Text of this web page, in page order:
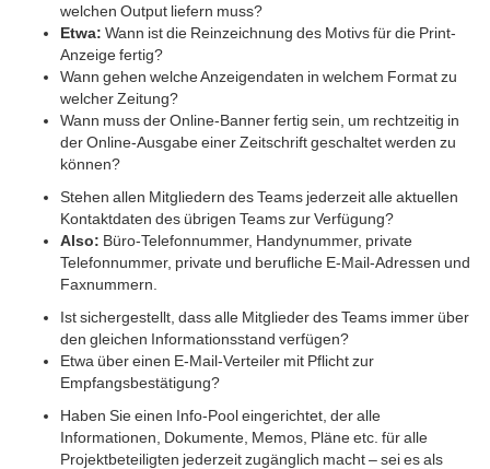
welchen Output liefern muss?
Etwa: Wann ist die Reinzeichnung des Motivs für die Print-
Anzeige fertig?
Wann gehen welche Anzeigendaten in welchem Format zu
welcher Zeitung?
Wann muss der Online-Banner fertig sein, um rechtzeitig in
der Online-Ausgabe einer Zeitschrift geschaltet werden zu
können?
Stehen allen Mitgliedern des Teams jederzeit alle aktuellen
Kontaktdaten des übrigen Teams zur Verfügung?
Also: Büro-Telefonnummer, Handynummer, private
Telefonnummer, private und berufliche E-Mail-Adressen und
Faxnummern.
Ist sichergestellt, dass alle Mitglieder des Teams immer über
den gleichen Informationsstand verfügen?
Etwa über einen E-Mail-Verteiler mit Pflicht zur
Empfangsbestätigung?
Haben Sie einen Info-Pool eingerichtet, der alle
Informationen, Dokumente, Memos, Pläne etc. für alle
Projektbeteiligten jederzeit zugänglich macht – sei es als